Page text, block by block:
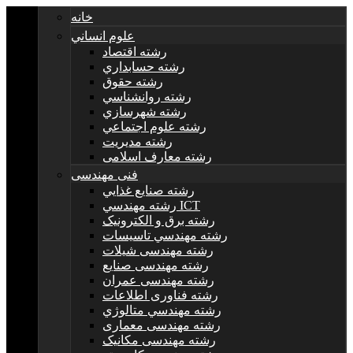
خانه
علوم انساني
رشته اقتصاد
رشته حسابداري
رشته حقوق
رشته روانشناسي
رشته شهرسازي
رشته علوم اجتماعي
رشته مديريت
رشته معارف اسلامی
فنی مهندسی
رشته صنايع غذايي
رشته مهندسي ICT
رشته برق و الکترونيک
رشته مهندسي تاسيسات
رشته مهندسی شیلات
رشته مهندسی صنایع
رشته مهندسی عمران
رشته فناوری اطلاعات
رشته مهندسي متالوژي
رشته مهندسی معماری
رشته مهندسی مکانیک